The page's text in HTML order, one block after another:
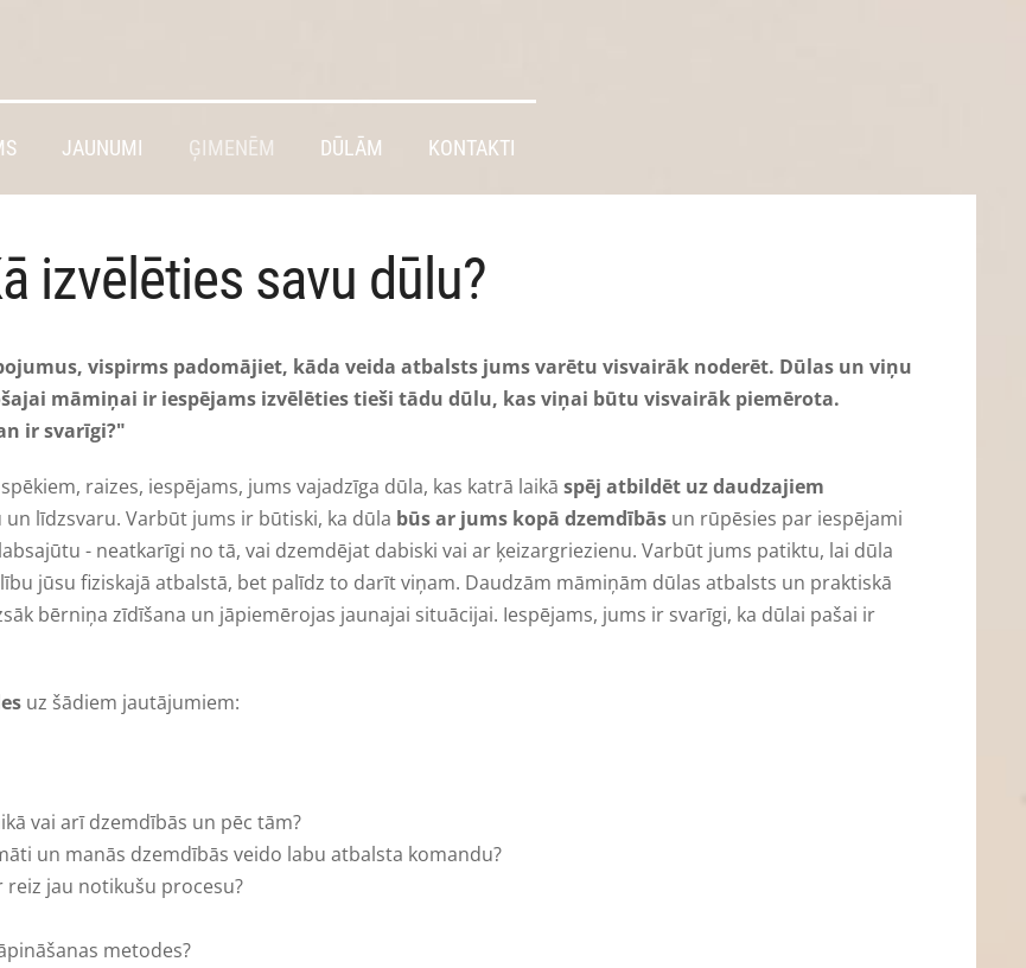
JAUNUMI ĢIMENĒM DŪLĀM KONTAKTI
izvēlēties savu dūlu?
vispirms padomājiet, kāda veida atbalsts jums varētu visvairāk noderēt. Dūlas un viņu
māmiņai ir iespējams izvēlēties tieši tādu dūlu, kas viņai būtu visvairāk piemērota.
ir svarīgi?"
raizes, iespējams, jums vajadzīga dūla, kas katrā laikā spēj atbildēt uz daudzajiem
līdzsvaru. Varbūt jums ir būtiski, ka dūla būs ar jums kopā dzemdībās un rūpēsies par iespējami
- neatkarīgi no tā, vai dzemdējat dabiski vai ar ķeizargriezienu. Varbūt jums patiktu, lai dūla
jūsu fiziskajā atbalstā, bet palīdz to darīt viņam. Daudzām māmiņām dūlas atbalsts un praktiskā
bērniņa zīdīšana un jāpiemērojas jaunajai situācijai. Iespējams, jums ir svarīgi, ka dūlai pašai ir
uz šādiem jautājumiem:
vai arī dzemdībās un pēc tām?
un manās dzemdībās veido labu atbalsta komandu?
reiz jau notikušu procesu?
metodes?